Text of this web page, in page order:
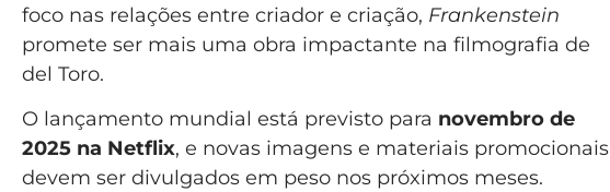
foco nas relações entre criador e criação, Frankenstein
promete ser mais uma obra impactante na filmografia de
del Toro.
O lançamento mundial está previsto para novembro de
2025 na Netflix, e novas imagens e materiais promocionais
devem ser divulgados em peso nos próximos meses.